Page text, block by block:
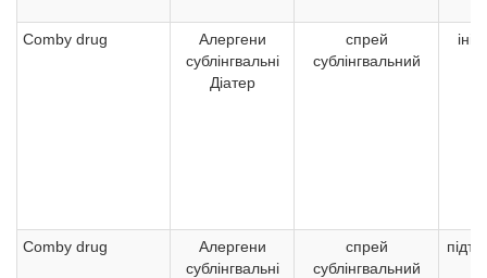
Comby drug
Алергени
сублінгвальні
Діатер
спрей
сублінгвальний
Comby drug
Алергени
сублінгвальні
спрей
сублінгвальний